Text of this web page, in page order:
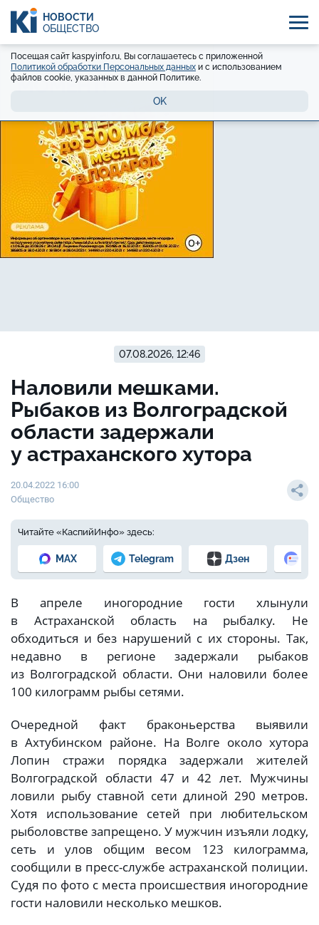
НОВОСТИ
ОБЩЕСТВО
Посещая сайт kaspyinfo.ru, Вы соглашаетесь с приложенной
Политикой обработки Персональных данных и с использованием
файлов cookie, указанных в данной Политике.
OK
07.08.2026, 12:46
Наловили мешками.
Рыбаков из Волгоградской
области задержали
у астраханского хутора
20.04.2022 16:00
Общество
Читайте «КаспийИнфо» здесь:
MAX Telegram Дзен
В апреле иногородние гости хлынули
в Астраханской область на рыбалку. Не
обходиться и без нарушений с их стороны. Так,
недавно в регионе задержали рыбаков
из Волгоградской области. Они наловили более
100 килограмм рыбы сетями.
Очередной факт браконьерства выявили
в Ахтубинском районе. На Волге около хутора
Лопин стражи порядка задержали жителей
Волгоградской области 47 и 42 лет. Мужчины
ловили рыбу ставной сети длиной 290 метров.
Хотя использование сетей при любительском
рыболовстве запрещено. У мужчин изъяли лодку,
сеть и улов общим весом 123 килограмма,
сообщили в пресс-службе астраханской полиции.
Судя по фото с места происшествия иногородние
гости наловили несколько мешков.